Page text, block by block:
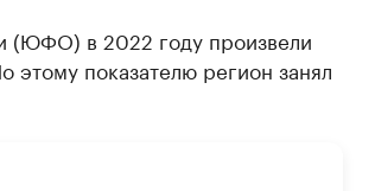
(ЮФО) в 2022 году произвели
показателю регион занял